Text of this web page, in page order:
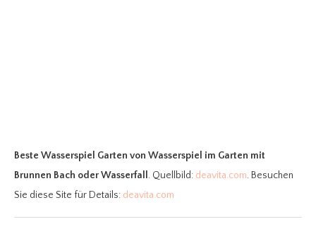
Beste Wasserspiel Garten von Wasserspiel im Garten mit
Brunnen Bach oder Wasserfall. Quellbild: deavita.com. Besuchen
Sie diese Site für Details: deavita.com